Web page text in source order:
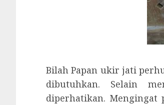
Bilah Papan ukir jati
dibutuhkan. Selain
diperhatikan.